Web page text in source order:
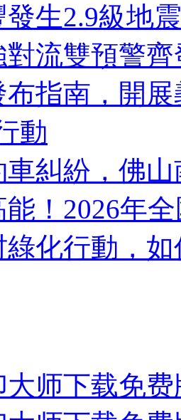
生2.9級地
對流雙預警
指南，開
動
糾紛，佛
能！2026年
綠化行動，
大师下载免费